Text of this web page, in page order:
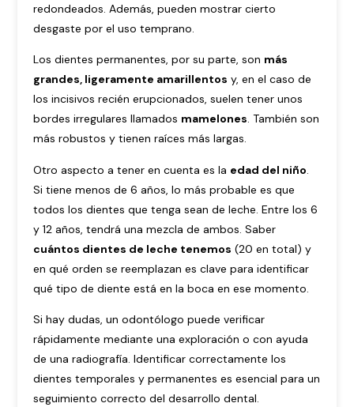
redondeados. Además, pueden mostrar cierto
desgaste por el uso temprano.
Los dientes permanentes, por su parte, son más
grandes, ligeramente amarillentos y, en el caso de
los incisivos recién erupcionados, suelen tener unos
bordes irregulares llamados mamelones. También son
más robustos y tienen raíces más largas.
Otro aspecto a tener en cuenta es la edad del niño.
Si tiene menos de 6 años, lo más probable es que
todos los dientes que tenga sean de leche. Entre los 6
y 12 años, tendrá una mezcla de ambos. Saber
cuántos dientes de leche tenemos (20 en total) y
en qué orden se reemplazan es clave para identificar
qué tipo de diente está en la boca en ese momento.
Si hay dudas, un odontólogo puede verificar
rápidamente mediante una exploración o con ayuda
de una radiografía. Identificar correctamente los
dientes temporales y permanentes es esencial para un
seguimiento correcto del desarrollo dental.